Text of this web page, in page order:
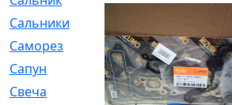
Сальники
Саморез
[23]
Сапун
[33]
Свеча
[457]